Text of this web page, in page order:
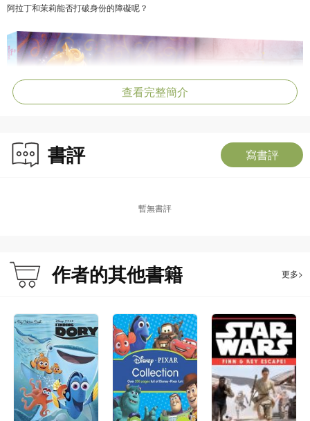
阿拉丁和茉莉能否打破身份的障礙呢？
查看完整簡介
書評 寫書評
暫無書評
作者的其他書籍 更多>